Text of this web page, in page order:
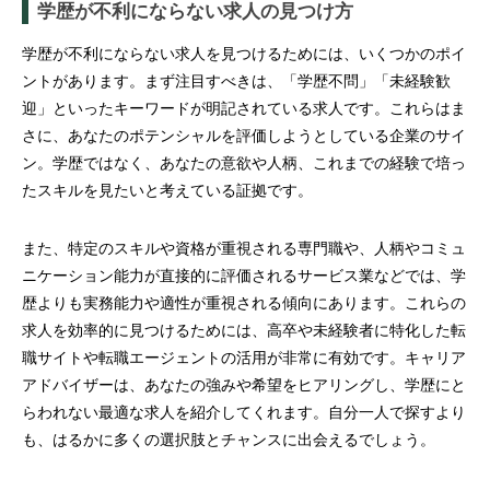
学歴が不利にならない求人の見つけ方
学歴が不利にならない求人を見つけるためには、いくつかのポイ
ントがあります。まず注目すべきは、「学歴不問」「未経験歓
迎」といったキーワードが明記されている求人です。これらはま
さに、あなたのポテンシャルを評価しようとしている企業のサイ
ン。学歴ではなく、あなたの意欲や人柄、これまでの経験で培っ
たスキルを見たいと考えている証拠です。
また、特定のスキルや資格が重視される専門職や、人柄やコミュ
ニケーション能力が直接的に評価されるサービス業などでは、学
歴よりも実務能力や適性が重視される傾向にあります。これらの
求人を効率的に見つけるためには、高卒や未経験者に特化した転
職サイトや転職エージェントの活用が非常に有効です。キャリア
アドバイザーは、あなたの強みや希望をヒアリングし、学歴にと
らわれない最適な求人を紹介してくれます。自分一人で探すより
も、はるかに多くの選択肢とチャンスに出会えるでしょう。